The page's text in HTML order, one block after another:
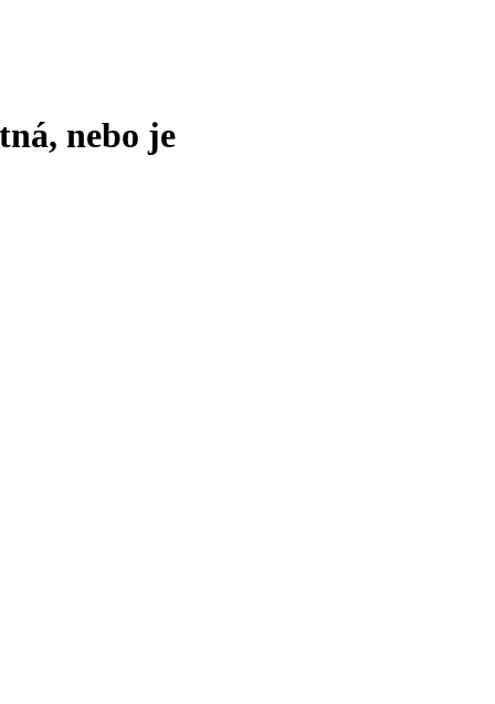
nebo je